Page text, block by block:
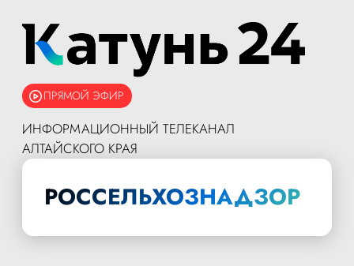
ПРЯМОЙ ЭФИР
ИНФОРМАЦИОННЫЙ ТЕЛЕКАНАЛ
АЛТАЙСКОГО КРАЯ
РОССЕЛЬХОЗНАДЗОР